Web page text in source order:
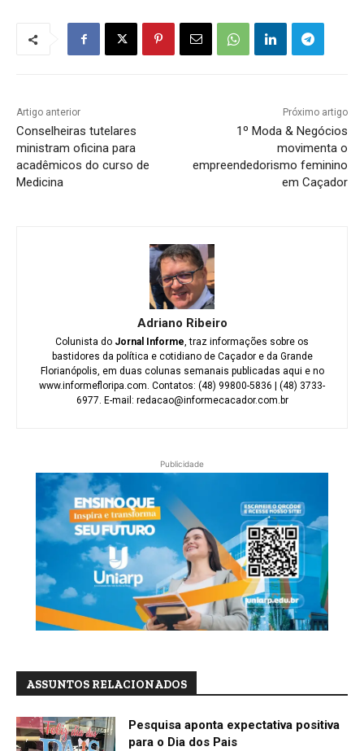
Artigo anterior
Conselheiras tutelares
ministram oficina para
acadêmicos do curso de
Medicina
Próximo artigo
1º Moda & Negócios
movimenta o
empreendedorismo feminino
em Caçador
Adriano Ribeiro
Colunista do Jornal Informe, traz informações sobre os
bastidores da política e cotidiano de Caçador e da Grande
Florianópolis, em duas colunas semanais publicadas aqui e no
www.informefloripa.com. Contatos: (48) 99800-5836 | (48) 3733-
6977. E-mail: redacao@informecacador.com.br
Publicidade
ASSUNTOS RELACIONADOS
Pesquisa aponta expectativa positiva
para o Dia dos Pais